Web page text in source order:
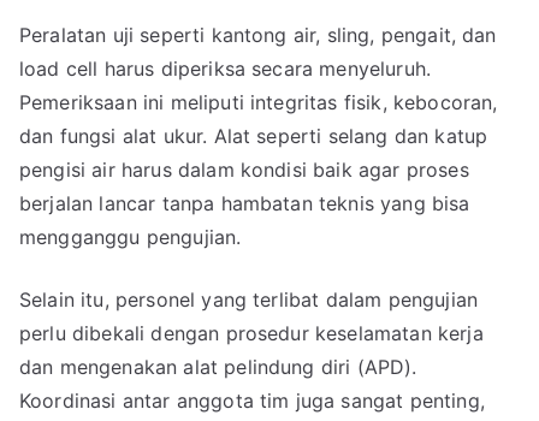
Peralatan uji seperti kantong air, sling, pengait, dan
load cell harus diperiksa secara menyeluruh.
Pemeriksaan ini meliputi integritas fisik, kebocoran,
dan fungsi alat ukur. Alat seperti selang dan katup
pengisi air harus dalam kondisi baik agar proses
berjalan lancar tanpa hambatan teknis yang bisa
mengganggu pengujian.
Selain itu, personel yang terlibat dalam pengujian
perlu dibekali dengan prosedur keselamatan kerja
dan mengenakan alat pelindung diri (APD).
Koordinasi antar anggota tim juga sangat penting,